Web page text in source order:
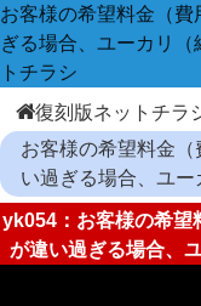
お客様の希望料金（
ぎる場合、ユーカリ
トチラシ
復刻版ネットチラ
お客様の希望料金
い過ぎる場合、ユ
yk054：お客様の希望
が違い過ぎる場合、